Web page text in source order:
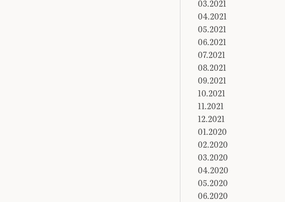
03.2021
04.2021
05.2021
06.2021
07.2021
08.2021
09.2021
10.2021
11.2021
12.2021
01.2020
02.2020
03.2020
04.2020
05.2020
06.2020